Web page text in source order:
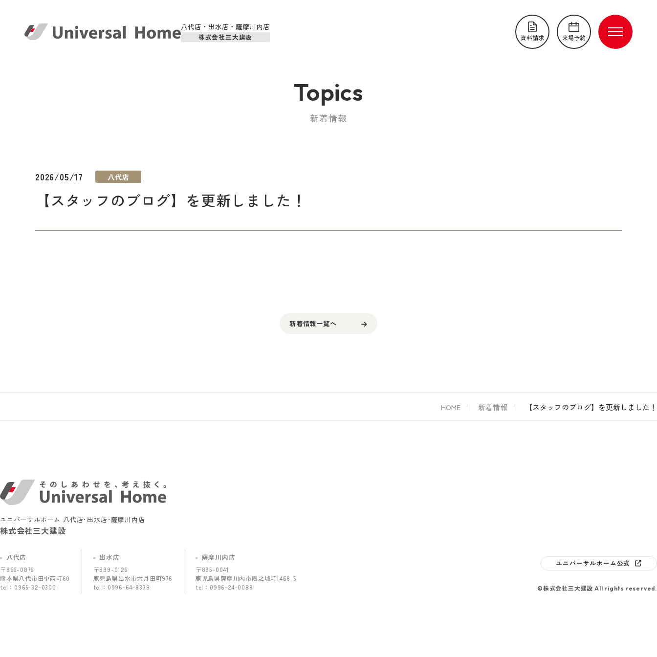
八代店・出水店・薩摩川内店
株式会社三大建設 資料請求 来場予約
Topics
新着情報
2026/05/17 八代店
【スタッフのブログ】を更新しました！
新着情報一覧へ
HOME 新着情報 【スタッフのブログ】を更新しました！
ユニバーサルホーム 八代店･出水店･薩摩川内店
株式会社三大建設
八代店
〒866-0876
熊本県八代市田中西町60
tel： 0965-32-0300
出水店
〒899-0126
鹿児島県出水市六月田町976
tel： 0996-64-8338
薩摩川内店
〒895-0041
鹿児島県薩摩川内市隈之城町1468-5
tel： 0996-24-0088
ユニバーサルホーム公式
©株式会社三大建設 All rights reserved.